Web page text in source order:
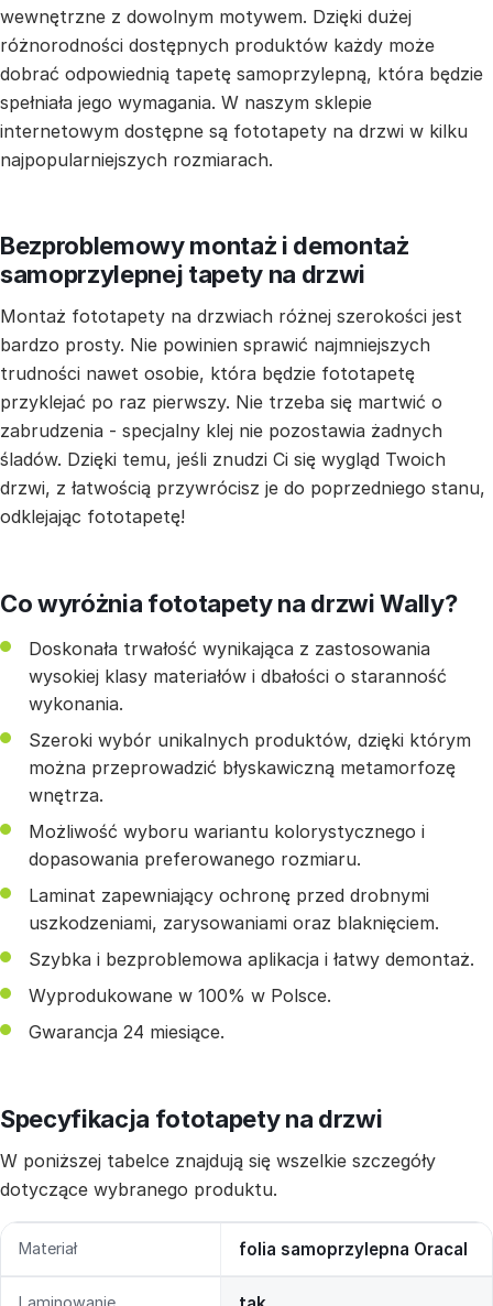
wewnętrzne z dowolnym motywem. Dzięki dużej
różnorodności dostępnych produktów każdy może
dobrać odpowiednią tapetę samoprzylepną, która będzie
spełniała jego wymagania. W naszym sklepie
internetowym dostępne są fototapety na drzwi w kilku
najpopularniejszych rozmiarach.
Bezproblemowy montaż i demontaż
samoprzylepnej tapety na drzwi
Montaż fototapety na drzwiach różnej szerokości jest
bardzo prosty. Nie powinien sprawić najmniejszych
trudności nawet osobie, która będzie fototapetę
przyklejać po raz pierwszy. Nie trzeba się martwić o
zabrudzenia - specjalny klej nie pozostawia żadnych
śladów. Dzięki temu, jeśli znudzi Ci się wygląd Twoich
drzwi, z łatwością przywrócisz je do poprzedniego stanu,
odklejając fototapetę!
Co wyróżnia fototapety na drzwi Wally?
Doskonała trwałość wynikająca z zastosowania
wysokiej klasy materiałów i dbałości o staranność
wykonania.
Szeroki wybór unikalnych produktów, dzięki którym
można przeprowadzić błyskawiczną metamorfozę
wnętrza.
Możliwość wyboru wariantu kolorystycznego i
dopasowania preferowanego rozmiaru.
Laminat zapewniający ochronę przed drobnymi
uszkodzeniami, zarysowaniami oraz blaknięciem.
Szybka i bezproblemowa aplikacja i łatwy demontaż.
Wyprodukowane w 100% w Polsce.
Gwarancja 24 miesiące.
Specyfikacja fototapety na drzwi
W poniższej tabelce znajdują się wszelkie szczegóły
dotyczące wybranego produktu.
Materiał folia samoprzylepna Oracal
Laminowanie